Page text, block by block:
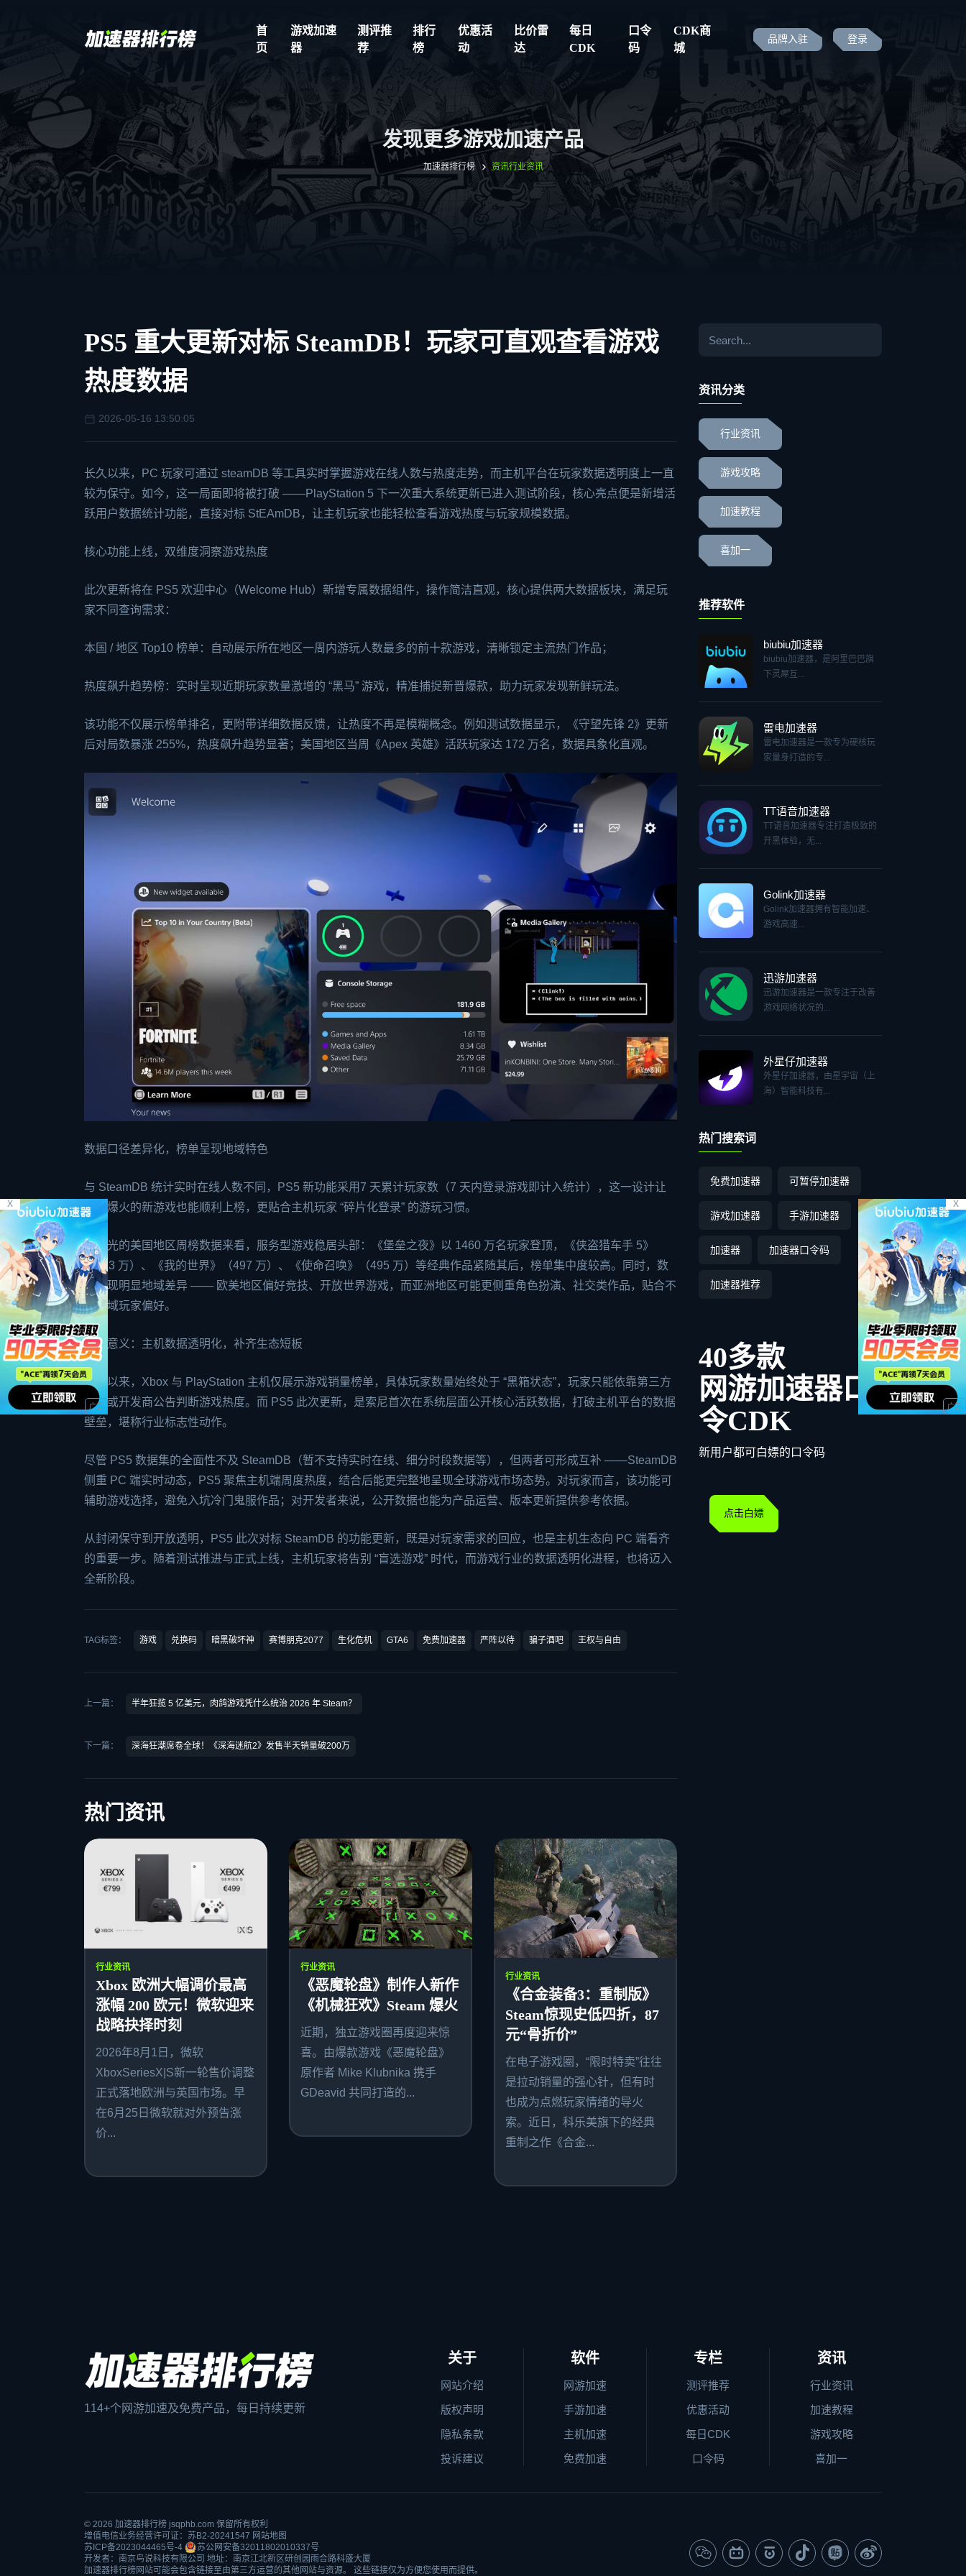
首
页
游戏加速
器
测评推
荐
排行
榜
优惠活
动
比价雷
达
每日
CDK
口令
码
CDK商
城
品牌入驻 登录
X X
发现更多游戏加速产品
加速器排行榜 资讯行业资讯
PS5 重大更新对标 SteamDB！玩家可直观查看游戏
热度数据
2026-05-16 13:50:05
长久以来，PC 玩家可通过 steamDB 等工具实时掌握游戏在线人数与热度走势，而主机平台在玩家数据透明度上一直
较为保守。如今，这一局面即将被打破 ——PlayStation 5 下一次重大系统更新已进入测试阶段，核心亮点便是新增活
跃用户数据统计功能，直接对标 StEAmDB，让主机玩家也能轻松查看游戏热度与玩家规模数据。
核心功能上线，双维度洞察游戏热度
此次更新将在 PS5 欢迎中心（Welcome Hub）新增专属数据组件，操作简洁直观，核心提供两大数据板块，满足玩
家不同查询需求：
本国 / 地区 Top10 榜单：自动展示所在地区一周内游玩人数最多的前十款游戏，清晰锁定主流热门作品；
热度飙升趋势榜：实时呈现近期玩家数量激增的 “黑马” 游戏，精准捕捉新晋爆款，助力玩家发现新鲜玩法。
该功能不仅展示榜单排名，更附带详细数据反馈，让热度不再是模糊概念。例如测试数据显示，《守望先锋 2》更新
后对局数暴涨 255%，热度飙升趋势显著；美国地区当周《Apex 英雄》活跃玩家达 172 万名，数据具象化直观。
数据口径差异化，榜单呈现地域特色
与 SteamDB 统计实时在线人数不同，PS5 新功能采用7 天累计玩家数（7 天内登录游戏即计入统计），这一设计让
首日爆火的新游戏也能顺利上榜，更贴合主机玩家 “碎片化登录” 的游玩习惯。
从曝光的美国地区周榜数据来看，服务型游戏稳居头部：《堡垒之夜》以 1460 万名玩家登顶，《侠盗猎车手 5》
（513 万）、《我的世界》（497 万）、《使命召唤》（495 万）等经典作品紧随其后，榜单集中度较高。同时，数
据呈现明显地域差异 —— 欧美地区偏好竞技、开放世界游戏，而亚洲地区可能更侧重角色扮演、社交类作品，贴合不
同区域玩家偏好。
行业意义：主机数据透明化，补齐生态短板
一直以来， Xbox 与 PlayStation 主机仅展示游戏销量榜单，具体玩家数量始终处于 “黑箱状态”，玩家只能依靠第三方
估算或开发商公告判断游戏热度。而 PS5 此次更新，是索尼首次在系统层面公开核心活跃数据，打破主机平台的数据
壁垒，堪称行业标志性动作。
尽管 PS5 数据集的全面性不及 SteamDB（暂不支持实时在线、细分时段数据等），但两者可形成互补 ——SteamDB
侧重 PC 端实时动态，PS5 聚焦主机端周度热度，结合后能更完整地呈现全球游戏市场态势。对玩家而言，该功能可
辅助游戏选择，避免入坑冷门鬼服作品；对开发者来说，公开数据也能为产品运营、版本更新提供参考依据。
从封闭保守到开放透明，PS5 此次对标 SteamDB 的功能更新，既是对玩家需求的回应，也是主机生态向 PC 端看齐
的重要一步。随着测试推进与正式上线，主机玩家将告别 “盲选游戏” 时代，而游戏行业的数据透明化进程，也将迈入
全新阶段。
TAG标签： 游戏 兑换码 暗黑破坏神 赛博朋克2077 生化危机 GTA6 免费加速器 严阵以待 骗子酒吧 王权与自由
上一篇： 半年狂揽 5 亿美元，肉鸽游戏凭什么统治 2026 年 Steam？
下一篇： 深海狂潮席卷全球！《深海迷航2》发售半天销量破200万
热门资讯
行业资讯
Xbox 欧洲大幅调价最高
涨幅 200 欧元！微软迎来
战略抉择时刻
2026年8月1日，微软
XboxSeriesX|S新一轮售价调整
正式落地欧洲与英国市场。早
在6月25日微软就对外预告涨
价...
行业资讯
《恶魔轮盘》制作人新作
《机械狂欢》Steam 爆火
近期，独立游戏圈再度迎来惊
喜。由爆款游戏《恶魔轮盘》
原作者 Mike Klubnika 携手
GDeavid 共同打造的...
行业资讯
《合金装备3：重制版》
Steam惊现史低四折，87
元“骨折价”
在电子游戏圈，“限时特卖”往往
是拉动销量的强心针，但有时
也成为点燃玩家情绪的导火
索。近日，科乐美旗下的经典
重制之作《合金...
资讯分类
行业资讯
游戏攻略
加速教程
喜加一
推荐软件
biubiu加速器
biubiu加速器，是阿里巴巴旗
下灵犀互...
雷电加速器
雷电加速器是一款专为硬核玩
家量身打造的专...
TT语音加速器
TT语音加速器专注打造极致的
开黑体验，无...
Golink加速器
Golink加速器拥有智能加速、
游戏高速...
迅游加速器
迅游加速器是一款专注于改善
游戏网络状况的...
外星仔加速器
外星仔加速器，由星宇宙（上
海）智能科技有...
热门搜索词
免费加速器 可暂停加速器
游戏加速器 手游加速器
加速器 加速器口令码
加速器推荐
40多款
网游加速器口
令CDK
新用户都可白嫖的口令码
点击白嫖
114+个网游加速及免费产品，每日持续更新
关于
网站介绍
版权声明
隐私条款
投诉建议
软件
网游加速
手游加速
主机加速
免费加速
专栏
测评推荐
优惠活动
每日CDK
口令码
资讯
行业资讯
加速教程
游戏攻略
喜加一
© 2026 加速器排行榜 jsqphb.com 保留所有权利
增值电信业务经营许可证：苏B2-20241547 网站地图
苏ICP备2023044465号-4
苏公网安备32011802010337号
开发者：南京鸟说科技有限公司 地址：南京江北新区研创园雨合路科盛大厦
加速器排行榜网站可能会包含链接至由第三方运营的其他网站与资源。 这些链接仅为方便您使用而提供。